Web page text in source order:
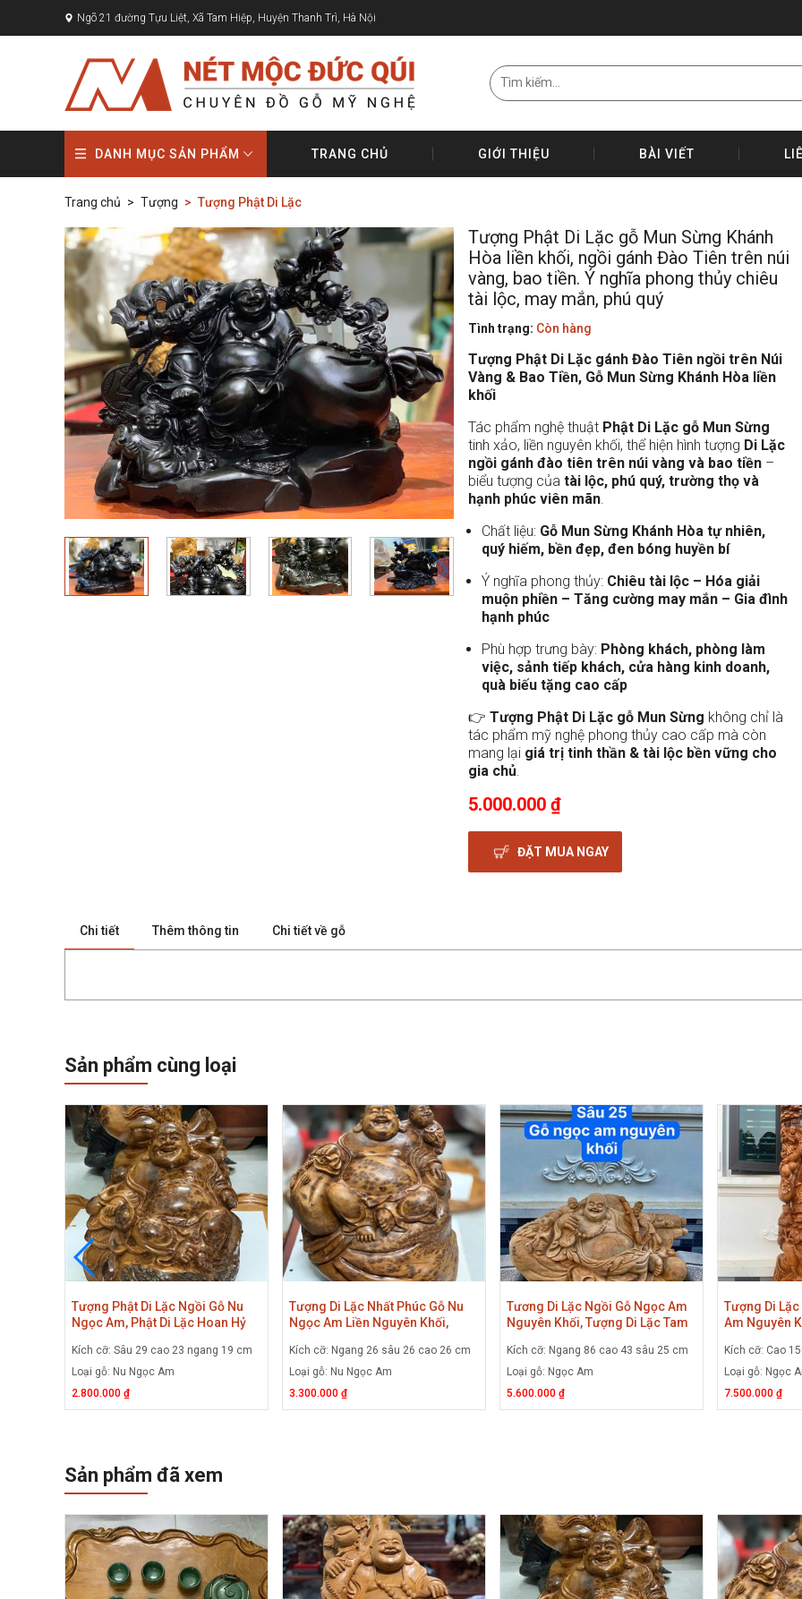
Ngõ 21 đường Tựu Liệt, Xã Tam Hiệp, Huyện Thanh Trì, Hà Nội
DANH MỤC SẢN PHẨM TRANG CHỦ GIỚI THIỆU BÀI VIẾT
Trang chủ Tượng Tượng Phật Di Lặc
Tượng Phật Di Lặc gỗ Mun Sừng Khánh
Hòa liền khối, ngồi gánh Đào Tiên trên núi
vàng, bao tiền. Ý nghĩa phong thủy chiêu
tài lộc, may mắn, phú quý
Tình trạng: Còn hàng
Tượng Phật Di Lặc gánh Đào Tiên ngồi trên Núi
Vàng & Bao Tiền, Gỗ Mun Sừng Khánh Hòa liền
khối
Tác phẩm nghệ thuật Phật Di Lặc gỗ Mun Sừng
tinh xảo, liền nguyên khối, thể hiện hình tượng Di Lặc
ngồi gánh đào tiên trên núi vàng và bao tiền –
biểu tượng của tài lộc, phú quý, trường thọ và
hạnh phúc viên mãn.
Chất liệu: Gỗ Mun Sừng Khánh Hòa tự nhiên,
quý hiếm, bền đẹp, đen bóng huyền bí
Ý nghĩa phong thủy: Chiêu tài lộc – Hóa giải
muộn phiền – Tăng cường may mắn – Gia đình
hạnh phúc
Phù hợp trưng bày: Phòng khách, phòng làm
việc, sảnh tiếp khách, cửa hàng kinh doanh,
quà biếu tặng cao cấp
👉 Tượng Phật Di Lặc gỗ Mun Sừng không chỉ là
tác phẩm mỹ nghệ phong thủy cao cấp mà còn
mang lại giá trị tinh thần & tài lộc bền vững cho
gia chủ.
5.000.000 ₫
ĐẶT MUA NGAY
Chi tiết Thêm thông tin Chi tiết về gỗ
Sản phẩm cùng loại
Tượng Phật Di Lặc Ngồi Gỗ Nu
Ngọc Am, Phật Di Lặc Hoan Hỷ
Liền Khối
Kích cỡ: Sâu 29 cao 23 ngang 19 cm
Loại gỗ: Nu Ngọc Am
2.800.000 ₫
Tượng Di Lặc Nhất Phúc Gỗ Nu
Ngọc Am Liền Nguyên Khối,
Am Ở Hà Nội
Kích cỡ: Ngang 26 sâu 26 cao 26 cm
Loại gỗ: Nu Ngọc Am
3.300.000 ₫
Tương Di Lặc Ngồi Gỗ Ngọc Am
Nguyên Khối, Tượng Di Lặc Tam
Kích cỡ: Ngang 86 cao 43 sâu 25 cm
Loại gỗ: Ngọc Am
5.600.000 ₫
Tượng Di
Am Nguyên
Kích cỡ: Cao
Loại gỗ: Ngọc
7.500.000 ₫
Sản phẩm đã xem